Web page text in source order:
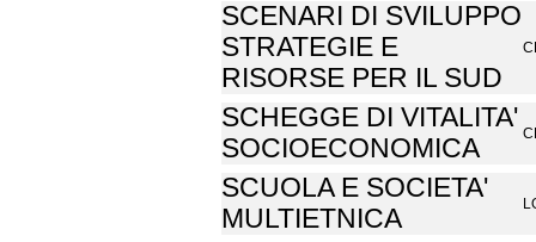
SCENARI DI SVILUPPO
STRATEGIE E
RISORSE PER IL SUD
SCHEGGE DI VITALITA'
SOCIOECONOMICA
SCUOLA E SOCIETA'
MULTIETNICA